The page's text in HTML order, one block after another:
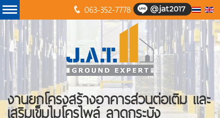
063-352-7778
งานยกโครงสร้างอาคารส่วนต่อเติม และ
เสริมเข็มไมโครไพล์ ลาดกระบัง